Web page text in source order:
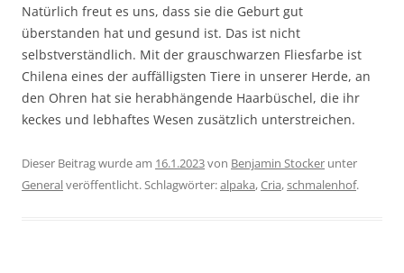
Natürlich freut es uns, dass sie die Geburt gut
überstanden hat und gesund ist. Das ist nicht
selbstverständlich. Mit der grauschwarzen Fliesfarbe ist
Chilena eines der auffälligsten Tiere in unserer Herde, an
den Ohren hat sie herabhängende Haarbüschel, die ihr
keckes und lebhaftes Wesen zusätzlich unterstreichen.
Dieser Beitrag wurde am 16.1.2023von Benjamin Stocker unter
Generalveröffentlicht. Schlagwörter:alpaka,Cria,schmalenhof.